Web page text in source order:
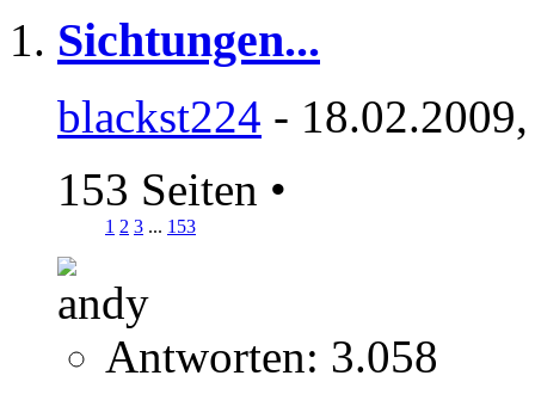
Sichtungen...
blackst224 -
153 Seiten •
1 2 3 ... 153
Antworten: 3.058